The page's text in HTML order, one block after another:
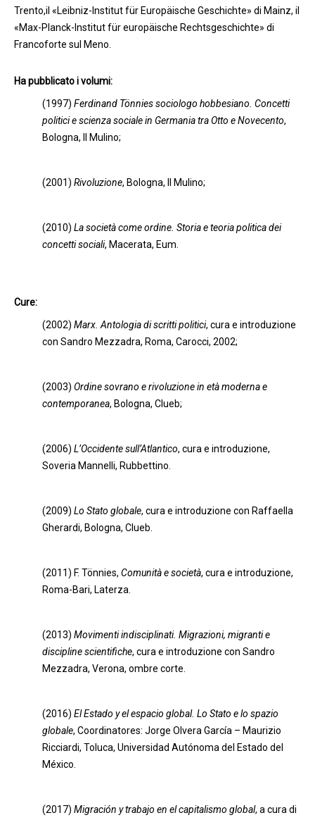
Trento,il «Leibniz-Institut für Europäische Geschichte» di Mainz, il
«Max-Planck-Institut für europäische Rechtsgeschichte» di
Francoforte sul Meno.
Ha pubblicato i volumi:
(1997) Ferdinand Tönnies sociologo hobbesiano. Concetti
politici e scienza sociale in Germania tra Otto e Novecento,
Bologna, Il Mulino;
(2001) Rivoluzione, Bologna, Il Mulino;
(2010) La società come ordine. Storia e teoria politica dei
concetti sociali, Macerata, Eum.
Cure:
(2002) Marx. Antologia di scritti politici, cura e introduzione
con Sandro Mezzadra, Roma, Carocci, 2002;
(2003) Ordine sovrano e rivoluzione in età moderna e
contemporanea, Bologna, Clueb;
(2006) L’Occidente sull’Atlantico, cura e introduzione,
Soveria Mannelli, Rubbettino.
(2009) Lo Stato globale, cura e introduzione con Raffaella
Gherardi, Bologna, Clueb.
(2011) F. Tönnies, Comunità e società, cura e introduzione,
Roma-Bari, Laterza.
(2013) Movimenti indisciplinati. Migrazioni, migranti e
discipline scientifiche, cura e introduzione con Sandro
Mezzadra, Verona, ombre corte.
(2016) El Estado y el espacio global. Lo Stato e lo spazio
globale, Coordinatores: Jorge Olvera García – Maurizio
Ricciardi, Toluca, Universidad Autónoma del Estado del
México.
(2017) Migración y trabajo en el capitalismo global, a cura di